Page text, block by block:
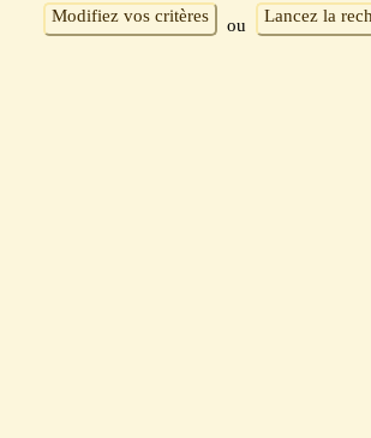
Modifiez vos critères ou Lancez la